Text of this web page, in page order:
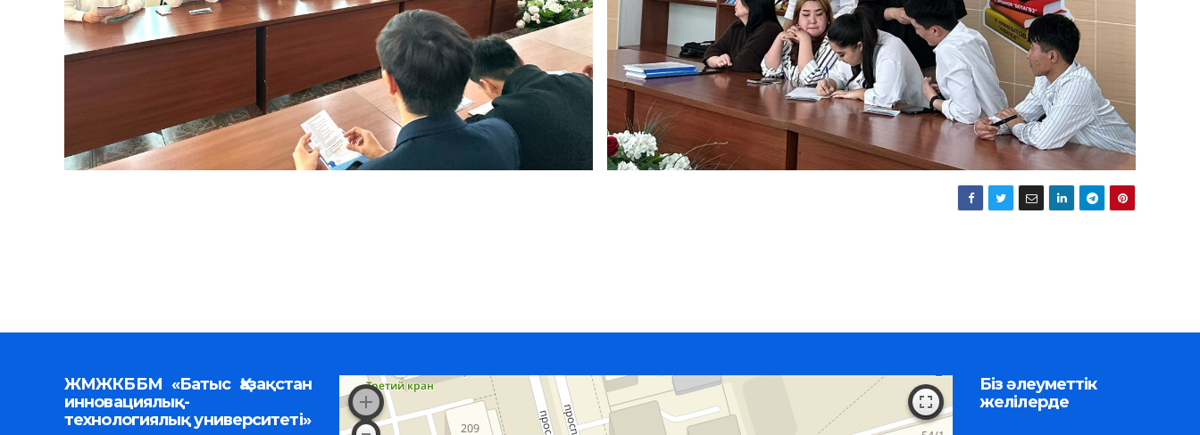
ЖМЖКББМ «Батыс Қазақстан
инновациялық-
технологиялық университеті»
Біз әлеуметтік
желілерде